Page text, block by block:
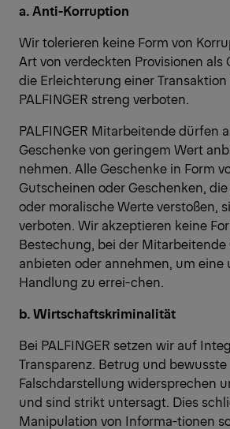
a. Anti-Korruption
Wir tolerieren keine Form von
Art von verdeckten Provisionen
die Erleichterung einer Transaktion
PALFINGER streng verboten.
PALFINGER Mitarbeitende dürfen
Geschenke von geringem Wert
nehmen. Alle Geschenke in Form
Gutscheinen oder Geschenken,
oder moralische Werte verstoßen,
verboten. Wir akzeptieren keine
Bestechung, bei der Mitarbeitende
anbieten oder annehmen, um eine
Handlung zu errei-chen.
b. Wirtschaftskriminalität
Bei PALFINGER setzen wir auf
Transparenz. Betrug und bewusste
Falschdarstellung widersprechen
und sind strikt untersagt. Dies
Manipulation von Informa-tionen